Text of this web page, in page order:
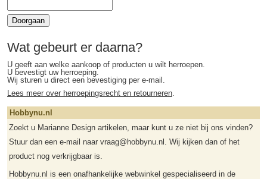
Doorgaan
Wat gebeurt er daarna?
U geeft aan welke aankoop of producten u wilt herroepen.
U bevestigt uw herroeping.
Wij sturen u direct een bevestiging per e-mail.
Lees meer over herroepingsrecht en retourneren.
Hobbynu.nl
Zoekt u Marianne Design artikelen, maar kunt u ze niet bij ons vinden?
Stuur dan een e-mail naar vraag@hobbynu.nl. Wij kijken dan of het
product nog verkrijgbaar is.
Hobbynu.nl is een onafhankelijke webwinkel gespecialiseerd in de